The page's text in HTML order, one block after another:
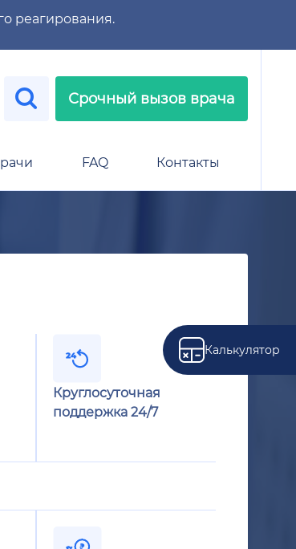
реагирования.
Срочный вызов врача
FAQ Контакты
Калькулятор
Круглосуточная
поддержка 24/7